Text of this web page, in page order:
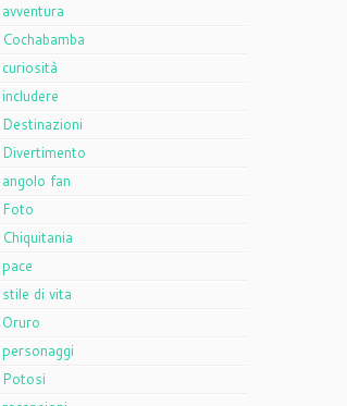
avventura
Cochabamba
curiosità
includere
Destinazioni
Divertimento
angolo fan
Foto
Chiquitania
pace
stile di vita
Oruro
personaggi
Potosi